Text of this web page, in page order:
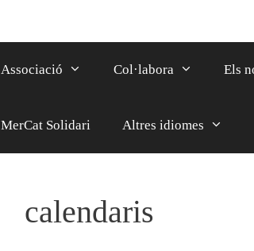
Associació Col·labora Els
MerCat Solidari Altres idiomes
calendaris